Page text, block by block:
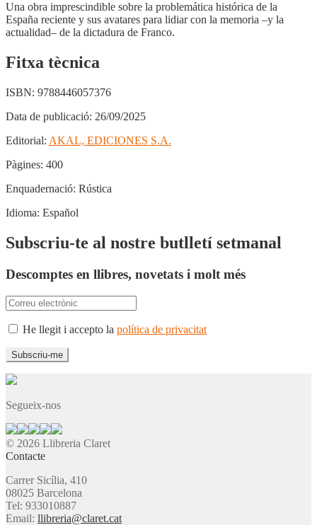
Una obra imprescindible sobre la problemática histórica de la
España reciente y sus avatares para lidiar con la memoria –y la
actualidad– de la dictadura de Franco.
Fitxa tècnica
ISBN: 9788446057376
Data de publicació: 26/09/2025
Editorial: AKAL, EDICIONES S.A.
Pàgines: 400
Enquadernació: Rústica
Idioma: Español
Subscriu-te al nostre butlletí setmanal
Descomptes en llibres, novetats i molt més
He llegit i accepto la política de privacitat
Segueix-nos
© 2026 Llibreria Claret
Contacte
Carrer Sicília, 410
08025 Barcelona
Tel: 933010887
Email: llibreria@claret.cat